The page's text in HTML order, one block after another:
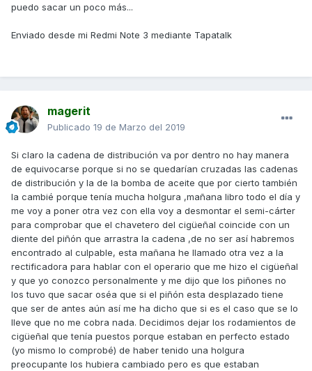
puedo sacar un poco más...
Enviado desde mi Redmi Note 3 mediante Tapatalk
magerit
Publicado 19 de Marzo del 2019
Si claro la cadena de distribución va por dentro no hay manera
de equivocarse porque si no se quedarían cruzadas las cadenas
de distribución y la de la bomba de aceite que por cierto también
la cambié porque tenía mucha holgura ,mañana libro todo el día y
me voy a poner otra vez con ella voy a desmontar el semi-cárter
para comprobar que el chavetero del cigüeñal coincide con un
diente del piñón que arrastra la cadena ,de no ser así habremos
encontrado al culpable, esta mañana he llamado otra vez a la
rectificadora para hablar con el operario que me hizo el cigüeñal
y que yo conozco personalmente y me dijo que los piñones no
los tuvo que sacar oséa que si el piñón esta desplazado tiene
que ser de antes aún así me ha dicho que si es el caso que se lo
lleve que no me cobra nada. Decidimos dejar los rodamientos de
cigüeñal que tenía puestos porque estaban en perfecto estado
(yo mismo lo comprobé) de haber tenido una holgura
preocupante los hubiera cambiado pero es que estaban